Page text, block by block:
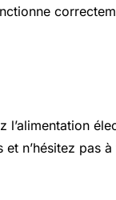
l’alimentation
n’hésitez pas